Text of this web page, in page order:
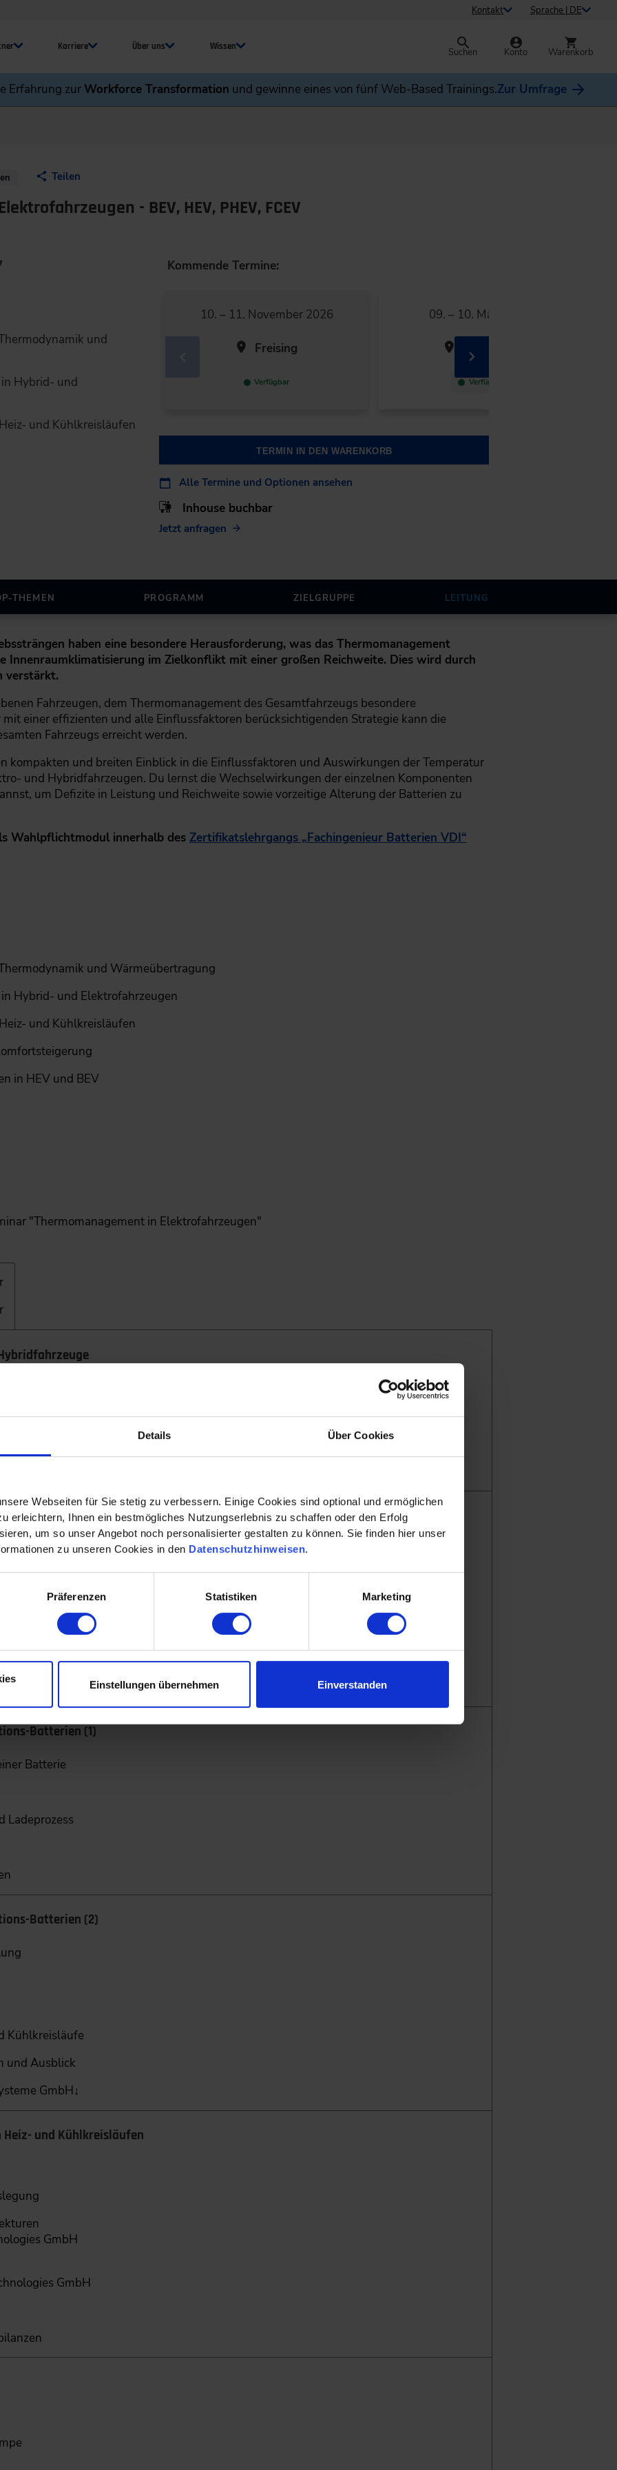
Details Über Cookies
Webseiten für Sie stetig zu verbessern. Einige Cookies sind optional und ermöglichen
erleichtern, Ihnen ein bestmögliches Nutzungserlebnis zu schaffen oder den Erfolg
um so unser Angebot noch personalisierter gestalten zu können. Sie finden hier unser
zu unseren Cookies in den Datenschutzhinweisen.
Präferenzen Statistiken Marketing
Einstellungen übernehmen Einverstanden
Kontakt Sprache | DE
Karriere Über uns Wissen Suchen Konto Warenkorb
Erfahrung zurWorkforce Transformation und gewinne eines von fünf Web-Based Trainings.Zur Umfrage
Teilen
- BEV, HEV, PHEV, FCEV
und
Hybrid- und
und Kühlkreisläufen
Kommende Termine:
10. – 11. November 2026
Freising
Verfügbar
09. – 10. März 2027
Dortmund
Verfügbar
TERMIN IN DEN WARENKORB
Alle Termine und Optionen ansehen
Inhouse buchbar
Jetzt anfragen
THEMEN PROGRAMM ZIELGRUPPE LEITUNG
haben eine besondere Herausforderung, was das Thermomanagement
Innenraumklimatisierung im Zielkonflikt mit einer großen Reichweite. Dies wird durch
verstärkt.
Fahrzeugen, dem Thermomanagement des Gesamtfahrzeugs besondere
einer effizienten und alle Einflussfaktoren berücksichtigenden Strategie kann die
Fahrzeugs erreicht werden.
kompakten und breiten Einblick in die Einflussfaktoren und Auswirkungen der Temperatur
und Hybridfahrzeugen. Du lernst die Wechselwirkungen der einzelnen Komponenten
um Defizite in Leistung und Reichweite sowie vorzeitige Alterung der Batterien zu
Wahlpflichtmodul innerhalb des Zertifikatslehrgangs „Fachingenieur Batterien VDI“
und Wärmeübertragung
Hybrid- und Elektrofahrzeugen
und Kühlkreisläufen
in HEV und BEV
"Thermomanagement in Elektrofahrzeugen"
zum Thema Thermomanagement bei Elektro- und Hybridfahrzeugen
Batterien (1)
Batterie
Ladeprozess
Batterien (2)
Kühlkreisläufe
und Ausblick
GmbH↓
und Kühlkreisläufen
GmbH
GmbH